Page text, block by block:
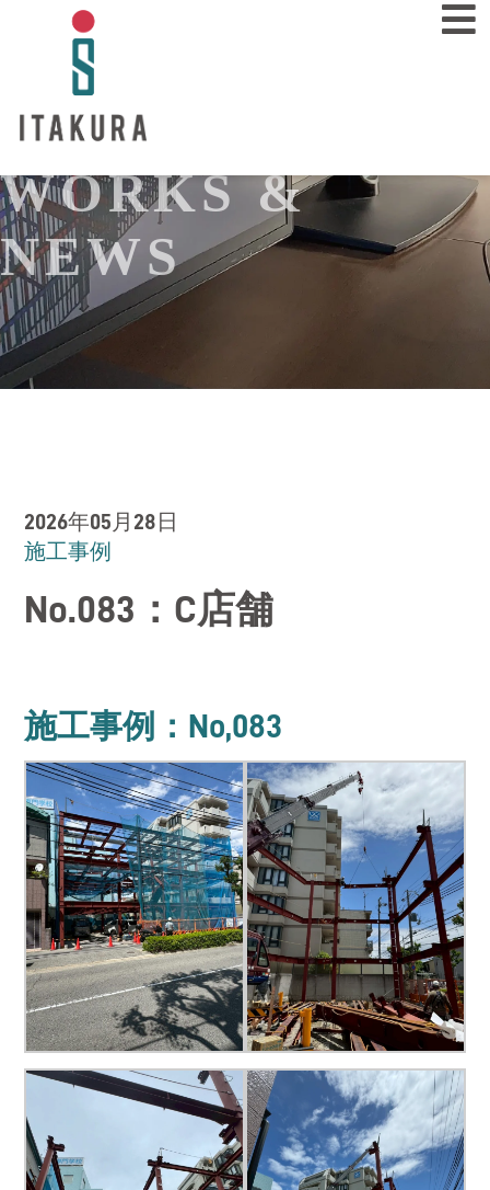
業務内容
SERVICE
施工事例
WORKS
会社概要
RECRUIT
CONTACT
WORKS &
NEWS
2026年05月28日
施工事例
No.083：C店舗
施工事例：No,083